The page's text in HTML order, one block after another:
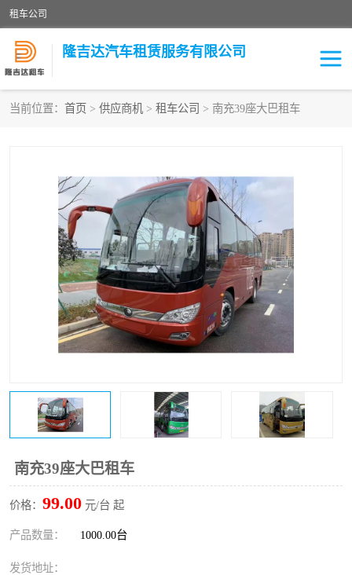
租车公司
隆吉达汽车租赁服务有限公司
当前位置： 首页 > 供应商机 > 租车公司 > 南充39座大巴租车
南充39座大巴租车
价格： 99.00 元/台 起
产品数量： 1000.00台
发货地址：
大巴车